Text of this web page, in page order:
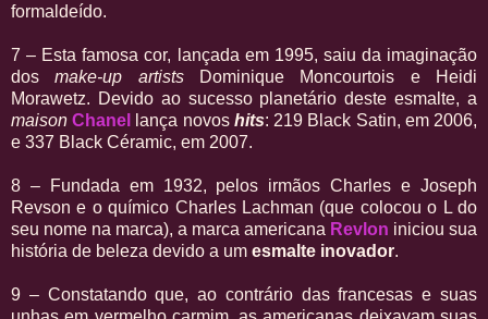
formaldeído.
7 – Esta famosa cor, lançada em 1995, saiu da imaginação
dosmake-up artists
Dominique Moncourtois e Heidi
Morawetz. Devido ao sucesso planetário deste esmalte, a
maisonChanel lança novos hits: 219 Black Satin, em 2006,
e 337 Black Céramic, em 2007.
8 – Fundada em 1932, pelos irmãos Charles e Joseph
Revson e o químico Charles Lachman (que colocou o L do
seu nome na marca), a marca americana Revlon iniciou sua
história de beleza devido a um esmalte inovador.
9 – Constatando que, ao contrário das francesas e suas